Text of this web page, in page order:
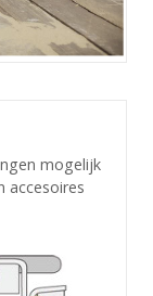
mogelijk
accesoires